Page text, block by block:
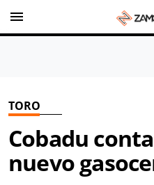
menu
TORO
Cobadu
nuevo